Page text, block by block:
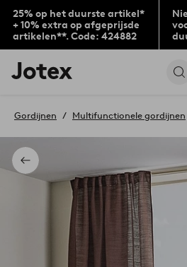
25% op het duurste artikel*
+ 10% extra op afgeprijsde
artikelen**. Code: 424882
Jotex
logo
to
home
page
Terug
Gordijnen Multifunctionele gordijnen